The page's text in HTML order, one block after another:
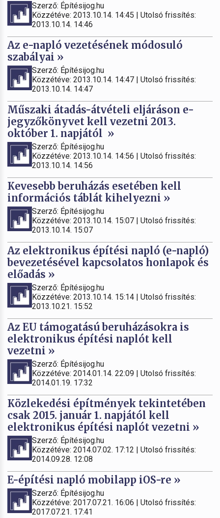
Szerző: Építésijog.hu
Közzétéve: 2013.10.14. 14:45 | Utolsó frissítés:
2013.10.14. 14:46
Az e-napló vezetésének módosuló
szabályai »
Szerző: Építésijog.hu
Közzétéve: 2013.10.14. 14:47 | Utolsó frissítés:
2013.10.14. 14:47
Műszaki átadás-átvételi eljáráson e-
jegyzőkönyvet kell vezetni 2013.
október 1. napjától »
Szerző: Építésijog.hu
Közzétéve: 2013.10.14. 14:56 | Utolsó frissítés:
2013.10.14. 14:56
Kevesebb beruházás esetében kell
információs táblát kihelyezni »
Szerző: Építésijog.hu
Közzétéve: 2013.10.14. 15:07 | Utolsó frissítés:
2013.10.14. 15:07
Az elektronikus építési napló (e-napló)
bevezetésével kapcsolatos honlapok és
előadás »
Szerző: Építésijog.hu
Közzétéve: 2013.10.14. 15:14 | Utolsó frissítés:
2013.10.21. 15:52
Az EU támogatású beruházásokra is
elektronikus építési naplót kell
vezetni »
Szerző: Építésijog.hu
Közzétéve: 2014.01.14. 22:09 | Utolsó frissítés:
2014.01.19. 17:32
Közlekedési építmények tekintetében
csak 2015. január 1. napjától kell
elektronikus építési naplót vezetni »
Szerző: Építésijog.hu
Közzétéve: 2014.07.02. 17:12 | Utolsó frissítés:
2014.09.28. 12:08
E-építési napló mobilapp iOS-re »
Szerző: Építésijog.hu
Közzétéve: 2017.07.21. 16:06 | Utolsó frissítés:
2017.07.21. 17:41